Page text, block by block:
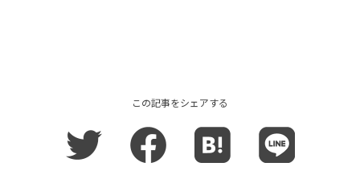
この記事をシェアする